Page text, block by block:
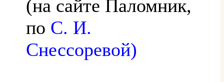
(на сайте Паломник,
по С. И.
Снессоревой)